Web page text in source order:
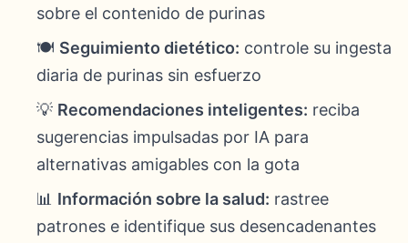
sobre el contenido de purinas
🍽️ Seguimiento dietético: controle su ingesta
diaria de purinas sin esfuerzo
💡 Recomendaciones inteligentes: reciba
sugerencias impulsadas por IA para
alternativas amigables con la gota
📊 Información sobre la salud: rastree
patrones e identifique sus desencadenantes